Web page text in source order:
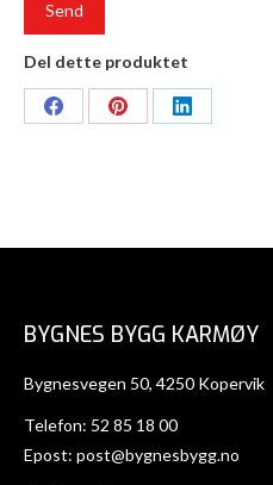
Del dette produktet
Share
Share
Share
BYGNES BYGG KARMØY
Bygnesvegen 50, 4250 Kopervik
Telefon: 52 85 18 00
Epost: post@bygnesbygg.no